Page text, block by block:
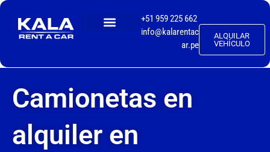
+51 959 225 662
info@kalarentac
ar.pe
ALQUILAR
VEHÍCULO
Camionetas en
alquiler en